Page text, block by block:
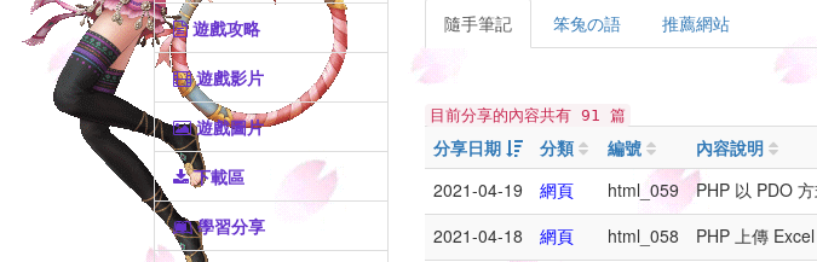
遊戲攻略
遊戲影片
遊戲圖片
下載區
學習分享
隨手筆記 笨兔の語 推薦網站
目前分享的內容共有 91 篇
分享日期 分類 編號 內容說明
2021-04-19
網頁 html_059
PHP 以 PDO
2021-04-18
網頁 html_058
PHP 上傳